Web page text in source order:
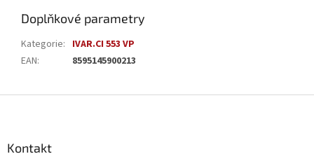
Doplňkové parametry
Kategorie: IVAR.CI 553 VP
EAN: 8595145900213
Kontakt